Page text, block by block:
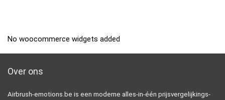
No woocommerce widgets added
Over ons
Airbrush-emotions.be is een moderne alles-in-één prijsvergelijkings-